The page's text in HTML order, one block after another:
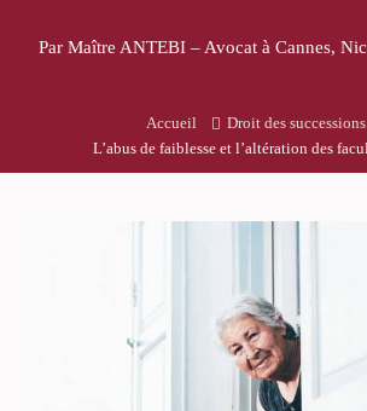
Par Maître ANTEBI – Avocat à Cannes,
Accueil
Droit des successions
L’abus de faiblesse et l’altération des